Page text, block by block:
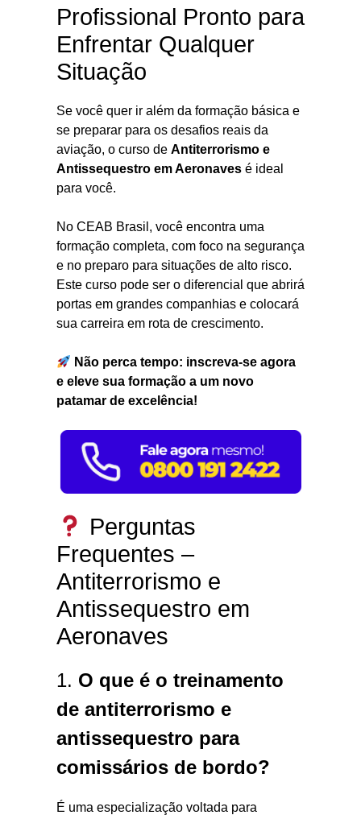
Profissional Pronto para
Enfrentar Qualquer
Situação
Se você quer ir além da formação básica e
se preparar para os desafios reais da
aviação, o curso de Antiterrorismo e
Antissequestro em Aeronaves é ideal
para você.
No CEAB Brasil, você encontra uma
formação completa, com foco na segurança
e no preparo para situações de alto risco.
Este curso pode ser o diferencial que abrirá
portas em grandes companhias e colocará
sua carreira em rota de crescimento.
Não perca tempo: inscreva-se agora
e eleve sua formação a um novo
patamar de excelência!
Perguntas
Frequentes –
Antiterrorismo e
Antissequestro em
Aeronaves
1. O que é o treinamento
de antiterrorismo e
antissequestro para
comissários de bordo?
É uma especialização voltada para